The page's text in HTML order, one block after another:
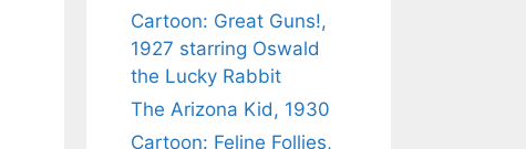
Cartoon: Great Guns!,
1927 starring Oswald
the Lucky Rabbit
The Arizona Kid, 1930
Cartoon: Feline Follies,